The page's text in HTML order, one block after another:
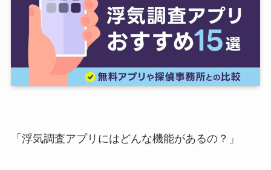
「浮気調査アプリにはどんな機能があるの？」